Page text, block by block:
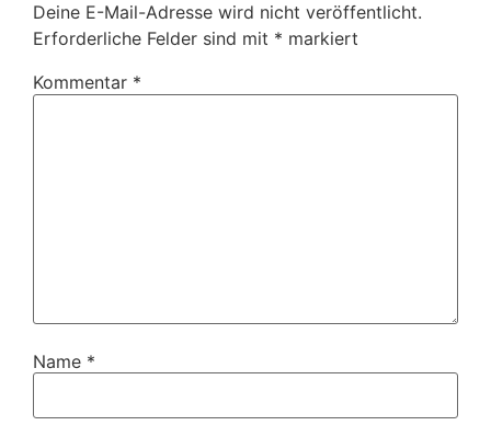
Deine E-Mail-Adresse wird nicht veröffentlicht.
Erforderliche Felder sind mit * markiert
Kommentar *
Name *